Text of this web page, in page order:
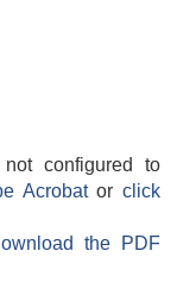
configured to
Acrobatorclick
the PDF